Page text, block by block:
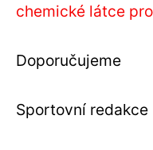
chemické látce
Doporučujeme
Sportovní redakce